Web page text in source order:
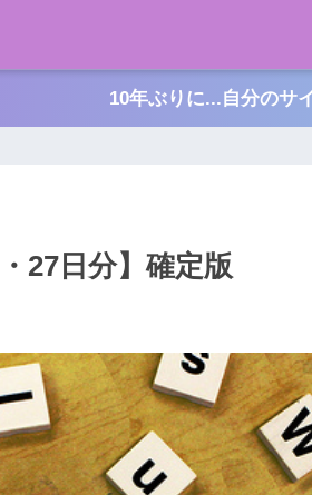
10年ぶりに...自分のサ
27日分】確定版